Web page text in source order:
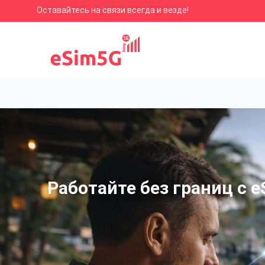
Оставайтесь на связи всегда и везде!
Работайте без границ с